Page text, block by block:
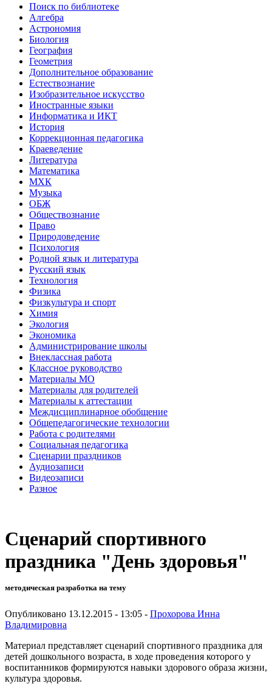
Поиск по библиотеке
Алгебра
Астрономия
Биология
География
Геометрия
Дополнительное образование
Естествознание
Изобразительное искусство
Иностранные языки
Информатика и ИКТ
История
Коррекционная педагогика
Краеведение
Литература
Математика
МХК
Музыка
ОБЖ
Обществознание
Право
Природоведение
Психология
Родной язык и литература
Русский язык
Технология
Физика
Физкультура и спорт
Химия
Экология
Экономика
Администрирование школы
Внеклассная работа
Классное руководство
Материалы МО
Материалы для родителей
Материалы к аттестации
Междисциплинарное обобщение
Общепедагогические технологии
Работа с родителями
Социальная педагогика
Сценарии праздников
Аудиозаписи
Видеозаписи
Разное
Сценарий спортивного
праздника "День здоровья"
методическая разработка на тему
Опубликовано 13.12.2015 - 13:05 - Прохорова Инна
Владимировна
Материал представляет сценарий спортивного праздника для
детей дошкольного возраста, в ходе проведения которого у
воспитанников формируются навыки здорового образа жизни,
культура здоровья.